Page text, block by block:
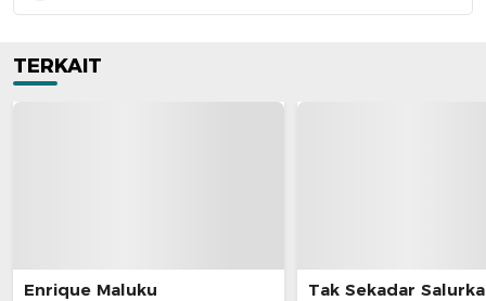
TERKAIT
Enrique Maluku
Tak Sekadar